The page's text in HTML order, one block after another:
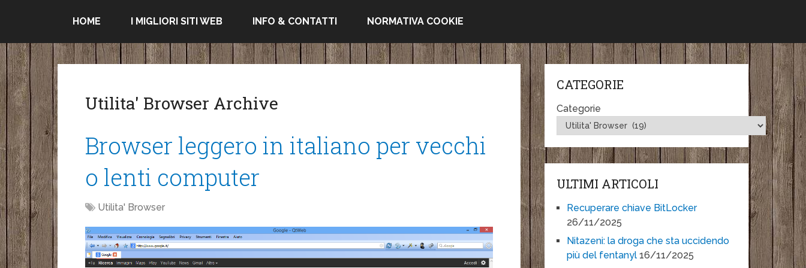
HOME I MIGLIORI SITI WEB INFO & CONTATTI NORMATIVA COOKIE
Utilita' Browser Archive
Browser leggero in italiano per vecchi
o lenti computer
Utilita' Browser
CATEGORIE
Categorie
ULTIMI ARTICOLI
Recuperare chiave BitLocker
26/11/2025
Nitazeni: la droga che sta uccidendo
più del fentanyl 16/11/2025